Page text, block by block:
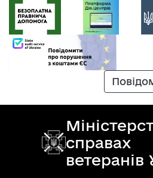
справах
ветеранів